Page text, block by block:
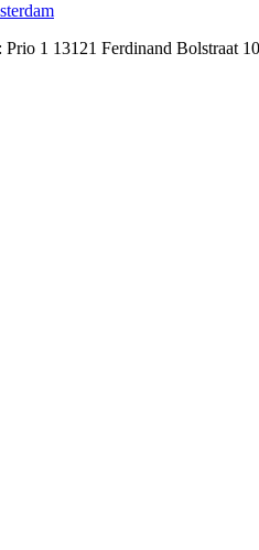
1 13121 Ferdinand Bolstraat